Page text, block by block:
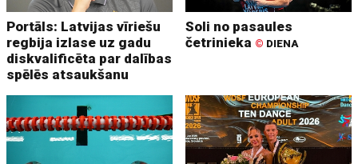
Portāls: Latvijas vīriešu
regbija izlase uz gadu
diskvalificēta par dalības
spēlēs atsaukšanu
Soli no pasaules
četrinieka © DIENA